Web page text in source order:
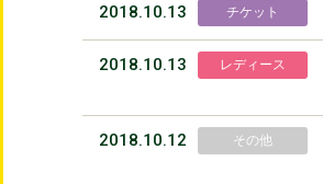
2018.10.13 チケット
2018.10.13 レディース
2018.10.12 その他